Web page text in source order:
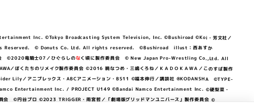
Inc. ©Tokyo Broadcasting System Television, Inc. ©Bushiroad ©Koi・芳文社／
Reserved. © Donuts Co. Ltd. All rights reserved. ©Bushiroad illust：西あすか
©2020竜騎士07／ひぐらしのなく頃に製作委員会 © New Japan Pro-Wrestling Co.,Ltd. All
たちのリメイク製作委員会 ©2016 暁なつめ・三嶋くろね／ＫＡＤＯＫＡＷＡ／このすば製作
Lily／アニプレックス・ABCアニメーション・BS11 ©福本伸行／講談社 ®KODANSHA ©TYPE-
Namco Entertainment Inc. / PROJECT U149 ©Bandai Namco Entertainment Inc. ©硬梨菜・
会 ©円谷プロ ©2023 TRIGGER・雨宮哲／「劇場版グリッドマンユニバース」製作委員会 ©